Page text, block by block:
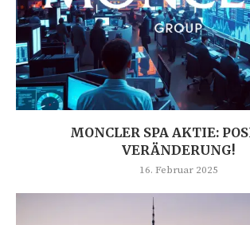
MONCLER SPA AKTIE:
VERÄNDERUNG!
16. Februar 2025